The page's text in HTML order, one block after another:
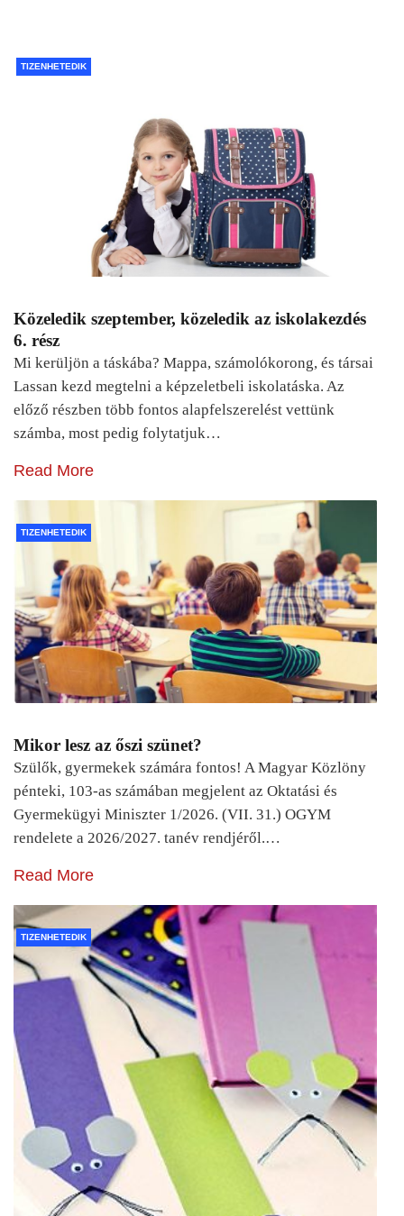
TIZENHETEDIK
Közeledik szeptember, közeledik az iskolakezdés
6. rész
Mi kerüljön a táskába? Mappa, számolókorong, és társai
Lassan kezd megtelni a képzeletbeli iskolatáska. Az
előző részben több fontos alapfelszerelést vettünk
számba, most pedig folytatjuk…
Read More
TIZENHETEDIK
Mikor lesz az őszi szünet?
Szülők, gyermekek számára fontos! A Magyar Közlöny
pénteki, 103-as számában megjelent az Oktatási és
Gyermekügyi Miniszter 1/2026. (VII. 31.) OGYM
rendelete a 2026/2027. tanév rendjéről.…
Read More
TIZENHETEDIK